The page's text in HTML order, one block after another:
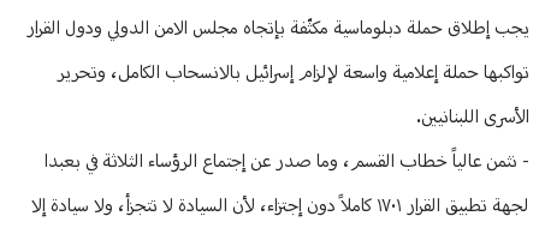
يجب إطلاق حملة دبلوماسية مكثّفة بإتجاه مجلس الامن الدولي ودول القرار
تواكبها حملة إعلامية واسعة لإلزام إسرائيل بالانسحاب الكامل، وتحرير
الأسرى اللبنانيين.
- نثمن عالياً خطاب القسم، وما صدر عن إجتماع الرؤساء الثلاثة في بعبدا
لجهة تطبيق القرار ١٧٠١ كاملاً دون إجتزاء، لأن السيادة لا تتجزأ، ولا سيادة إلا